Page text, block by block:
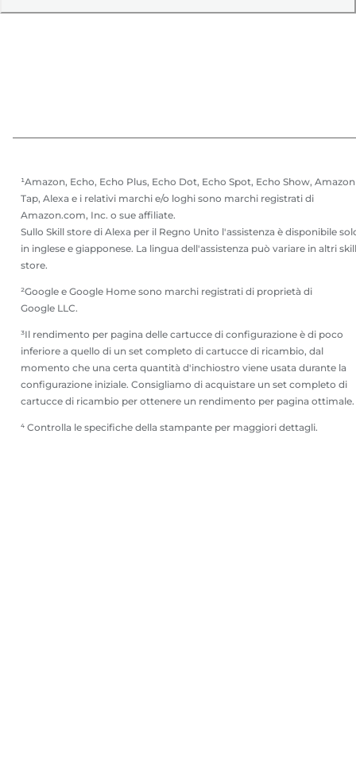
¹Amazon, Echo, Echo Plus, Echo Dot, Echo Spot, Echo Show, Amazon
Tap, Alexa e i relativi marchi e/o loghi sono marchi registrati di
Amazon.com, Inc. o sue affiliate.
Sullo Skill store di Alexa per il Regno Unito l'assistenza è disponibile
in inglese e giapponese. La lingua dell'assistenza può variare in altri skill
store.
²Google e Google Home sono marchi registrati di proprietà di
Google LLC.
³Il rendimento per pagina delle cartucce di configurazione è di poco
inferiore a quello di un set completo di cartucce di ricambio, dal
momento che una certa quantità d'inchiostro viene usata durante la
configurazione iniziale. Consigliamo di acquistare un set completo di
cartucce di ricambio per ottenere un rendimento per pagina ottimale.
⁴ Controlla le specifiche della stampante per maggiori dettagli.